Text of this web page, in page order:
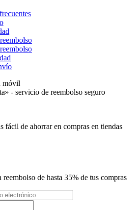
móvil
- servicio de reembolso seguro
fácil de ahorrar en compras en tiendas
de hasta 35% de tus compras